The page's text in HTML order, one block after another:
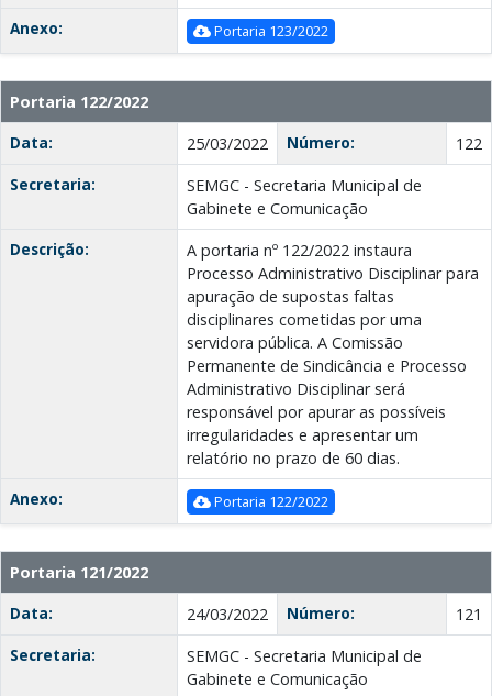
Anexo:
Portaria 123/2022
Portaria 122/2022
Data:
25/03/2022 Número:
122
Secretaria:
SEMGC - Secretaria Municipal de
Gabinete e Comunicação
Descrição:
A portaria nº 122/2022 instaura
Processo Administrativo Disciplinar para
apuração de supostas faltas
disciplinares cometidas por uma
servidora pública. A Comissão
Permanente de Sindicância e Processo
Administrativo Disciplinar será
responsável por apurar as possíveis
irregularidades e apresentar um
relatório no prazo de 60 dias.
Anexo:
Portaria 122/2022
Portaria 121/2022
Data:
24/03/2022 Número:
121
Secretaria:
SEMGC - Secretaria Municipal de
Gabinete e Comunicação